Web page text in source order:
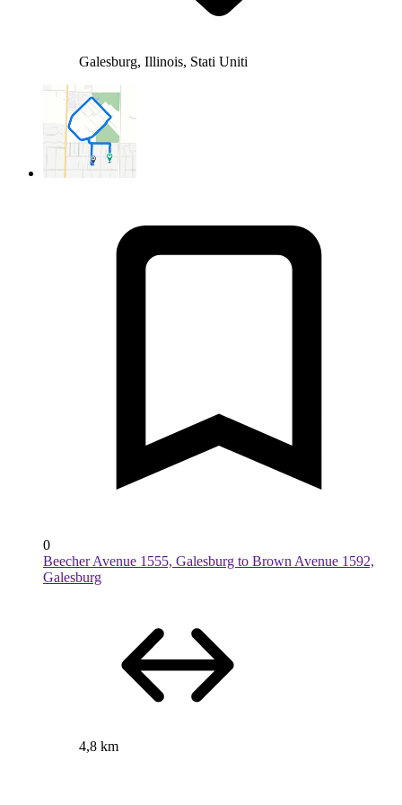
Galesburg, Illinois, Stati Uniti
0
Beecher Avenue 1555, Galesburg to Brown Avenue 1592,
Galesburg
4,8 km